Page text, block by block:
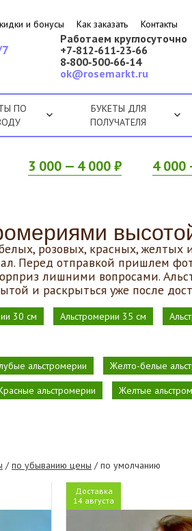
и бонусы Как заказать Контакты
Работаем круглосуточно
+7‑812‑611‑23‑66
8‑800‑500‑66‑14
ok@rosemarkt.ru
ПО
БУКЕТЫ ДЛЯ
ПОЛУЧАТЕЛЯ
3 000 — 4 000 ₽ 4 000
розовых, красных, желтых
Перед отправкой пришлем
лишними вопросами.
и раскрыться уже после
30 см Альстромерии 35 см
альстромерии Желто-белые
альстромерии
Желтые
/по убыванию цены / по умолчанию
Доставка
14 августа